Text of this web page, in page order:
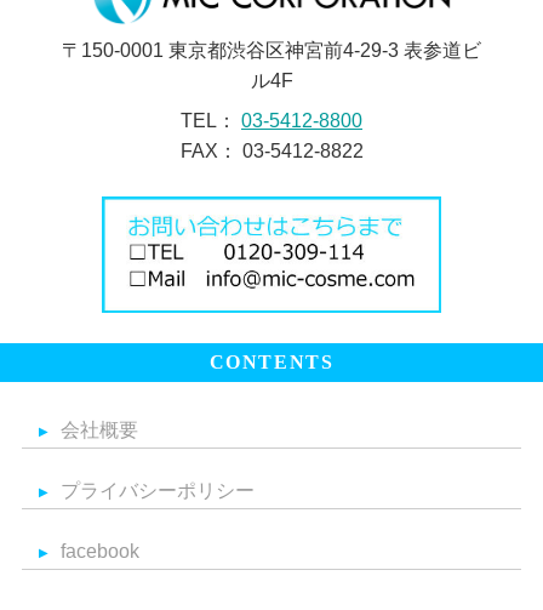
〒150-0001 東京都渋谷区神宮前4-29-3 表参道ビ
ル4F
TEL： 03-5412-8800
FAX： 03-5412-8822
CONTENTS
会社概要
プライバシーポリシー
facebook